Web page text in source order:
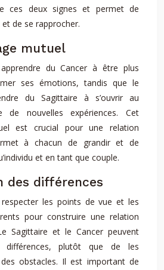
ces deux signes et permet de
de se rapprocher.
mutuel
du Cancer à être plus
ses émotions, tandis que le
du Sagittaire à s’ouvrir au
nouvelles expériences. Cet
est crucial pour une relation
à chacun de grandir et de
et en tant que couple.
des différences
les points de vue et les
pour construire une relation
Sagittaire et le Cancer peuvent
différences, plutôt que de les
obstacles. Il est important de